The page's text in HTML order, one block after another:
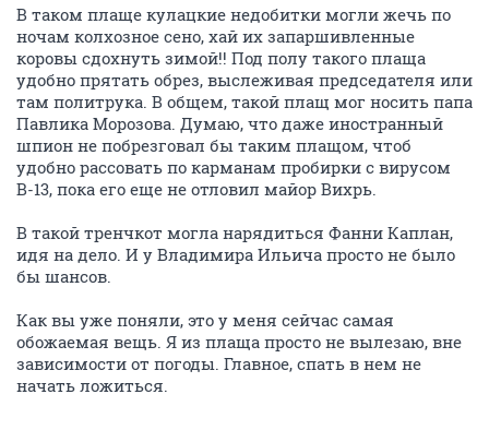
В таком плаще кулацкие недобитки могли жечь по
ночам колхозное сено, хай их запаршивленные
коровы сдохнуть зимой!! Под полу такого плаща
удобно прятать обрез, выслеживая председателя или
там политрука. В общем, такой плащ мог носить папа
Павлика Морозова. Думаю, что даже иностранный
шпион не побрезговал бы таким плащом, чтоб
удобно рассовать по карманам пробирки с вирусом
В-13, пока его еще не отловил майор Вихрь.
В такой тренчкот могла нарядиться Фанни Каплан,
идя на дело. И у Владимира Ильича просто не было
бы шансов.
Как вы уже поняли, это у меня сейчас самая
обожаемая вещь. Я из плаща просто не вылезаю, вне
зависимости от погоды. Главное, спать в нем не
начать ложиться.